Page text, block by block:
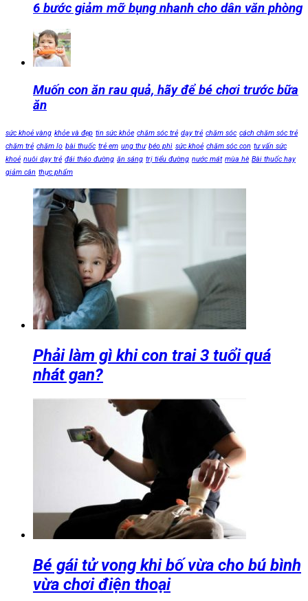
6 bước giảm mỡ bụng nhanh cho dân văn phòng
Muốn con ăn rau quả, hãy để bé chơi trước bữa
ăn
sức khoẻ vàng khỏe và đẹp tin sức khỏe chăm sóc trẻ dạy trẻ chăm sóc cách chăm sóc trẻ
chăm trẻ chăm lo bài thuốc trẻ em ung thư béo phì sức khoẻ chăm sóc con tư vấn sức
khoẻ nuôi dạy trẻ đái tháo đường ăn sáng trị tiểu đường nước mát mùa hè Bài thuốc hay
giảm cân thực phẩm
Phải làm gì khi con trai 3 tuổi quá
nhát gan?
Bé gái tử vong khi bố vừa cho bú bình
vừa chơi điện thoại